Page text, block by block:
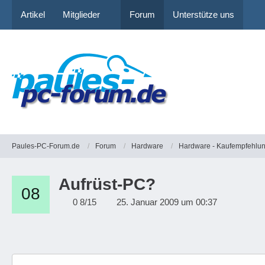
Artikel Mitglieder Forum Unterstütze uns
Paules-PC-Forum.de Forum Hardware Hardware -
Aufrüst-PC?
0 8/15 25. Januar 2009 um 00:37